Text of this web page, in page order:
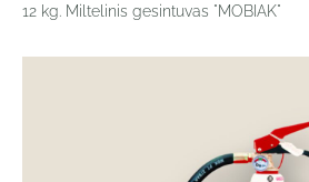
12 kg. Miltelinis gesintuvas "MOBIAK"